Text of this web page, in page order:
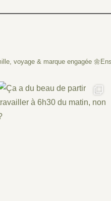
voyage & marque engagée